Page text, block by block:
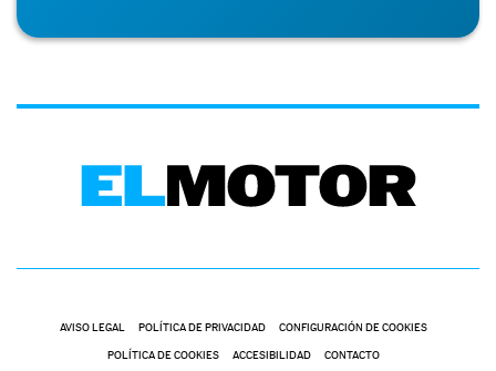
AVISO LEGAL POLÍTICA DE PRIVACIDAD CONFIGURACIÓN DE COOKIES
POLÍTICA DE COOKIES ACCESIBILIDAD CONTACTO